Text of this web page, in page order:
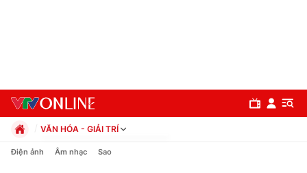
VĂN HÓA - GIẢI TRÍ
Chính trị
Điện ảnh Âm nhạc Sao